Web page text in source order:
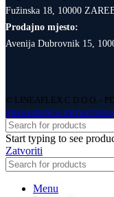
Fužinska 18, 10000
Prodajno mjesto:
Avenija Dubrovnik 15,
© LINEAFLEX C D.O.O. -
PREFERENCE
Start typing to see
Zatvoriti
Menu